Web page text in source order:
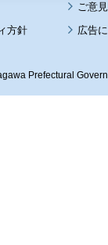
方針 広告
Prefectural